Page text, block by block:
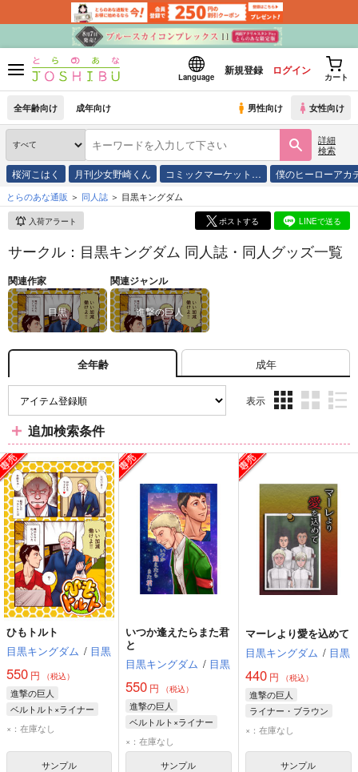
Language
新規登録 ログイン
カート
全年齢向け 成年向け 男性向け 女性向け
詳細
検索
桜河こはく 月刊少女野崎くん コミックマーケット… 僕のヒーローア
とらのあな通販 同人誌 目黒キングダム
入荷アラート ポストする LINEで送る
サークル：目黒キングダム 同人誌・同人グッズ一覧
関連作家
目黒
関連ジャンル
進撃の巨人
全年齢 成年
表示
ム
表
ム
表
ム
表
追加検索条件
ひもトルト
目黒キングダム / 目黒
550 円 （税込）
進撃の巨人
ベルトルト×ライナー
ベルトルト・フーバー
×：在庫なし
サンプル
いつか逢えたらまた君
と
目黒キングダム / 目黒
550 円 （税込）
進撃の巨人
ベルトルト×ライナー
ライナー・ブラウン
ベルトルト・フーバー
×：在庫なし
サンプル
マーレより愛を込めて
目黒キングダム / 目黒
440円 （税込）
進撃の巨人
ライナー・ブラウン
ジーク
×：在庫なし
サンプル